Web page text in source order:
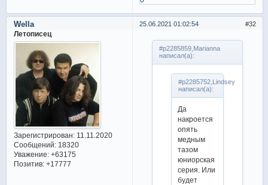
32
25.06.2021 01:02:54
Wella
Летописец
Зарегистрирован: 11.11.2020
Сообщений:18320
Уважение: +63175
Позитив: +17777
#p2285859,Marianna
написал(а):
#p2285752,Lindsey
написал(а):
Да
накроется
опять
медным
тазом
юниорская
серия. Или
будет